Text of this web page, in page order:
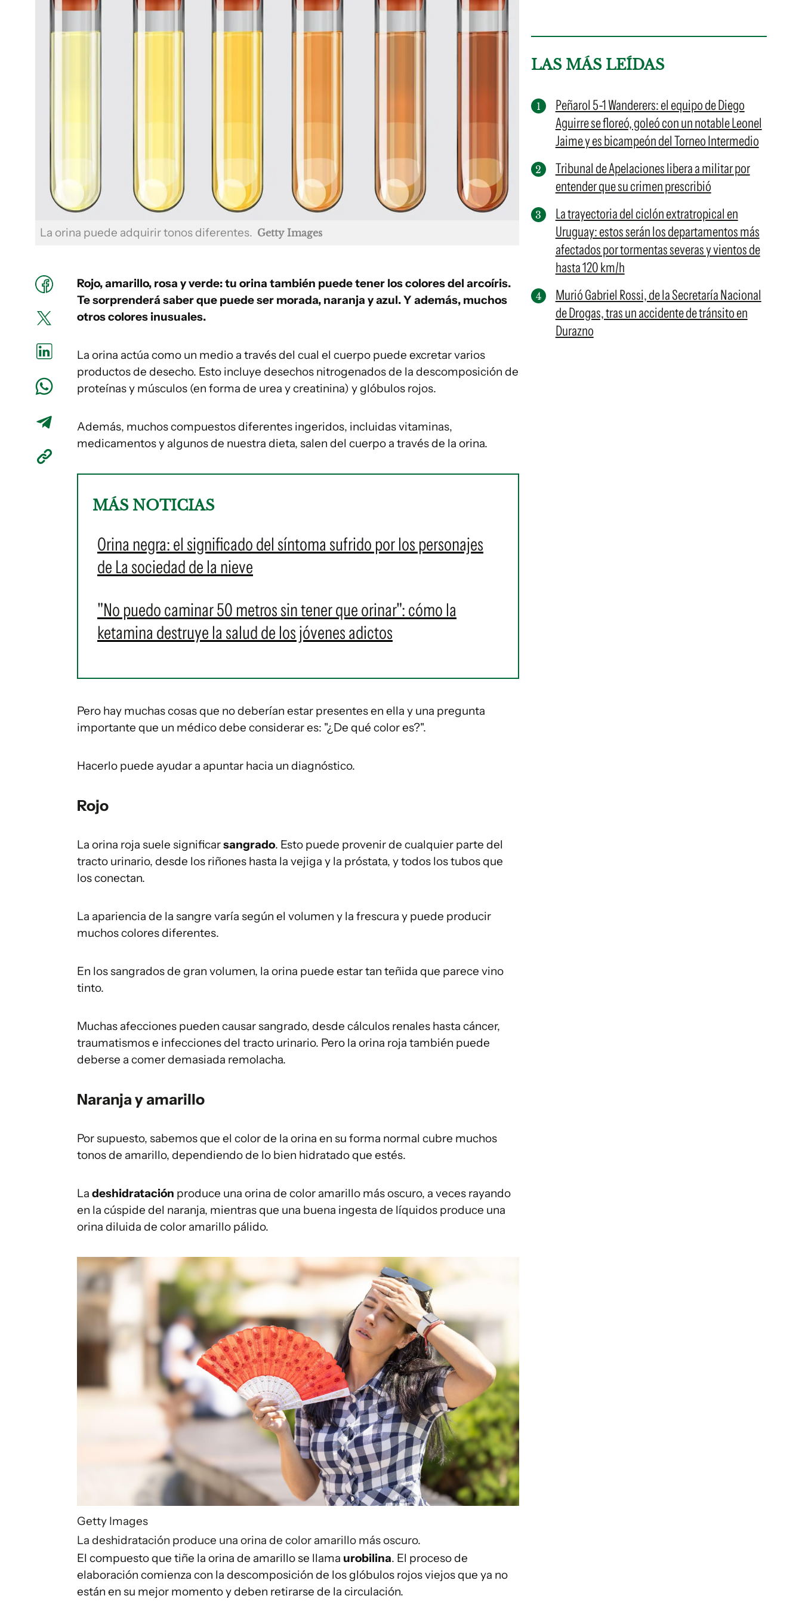
La orina puede adquirir tonos diferentes. Getty Images
Rojo, amarillo, rosa y verde: tu orina también puede tener los colores del arcoíris.
Te sorprenderá saber que puede ser morada, naranja y azul. Y además, muchos
otros colores inusuales.
La orina actúa como un medio a través del cual el cuerpo puede excretar varios
productos de desecho. Esto incluye desechos nitrogenados de la descomposición de
proteínas y músculos (en forma de urea y creatinina) y glóbulos rojos.
Además, muchos compuestos diferentes ingeridos, incluidas vitaminas,
medicamentos y algunos de nuestra dieta, salen del cuerpo a través de la orina.
MÁS NOTICIAS
Orina negra: el significado del síntoma sufrido por los personajes
de La sociedad de la nieve
"No puedo caminar 50 metros sin tener que orinar": cómo la
ketamina destruye la salud de los jóvenes adictos
Pero hay muchas cosas que no deberían estar presentes en ella y una pregunta
importante que un médico debe considerar es: "¿De qué color es?".
Hacerlo puede ayudar a apuntar hacia un diagnóstico.
Rojo
La orina roja suele significarsangrado. Esto puede provenir de cualquier parte del
tracto urinario, desde los riñones hasta la vejiga y la próstata, y todos los tubos que
los conectan.
La apariencia de la sangre varía según el volumen y la frescura y puede producir
muchos colores diferentes.
En los sangrados de gran volumen, la orina puede estar tan teñida que parece vino
tinto.
Muchas afecciones pueden causar sangrado, desde cálculos renales hasta cáncer,
traumatismos e infecciones del tracto urinario. Pero la orina roja también puede
deberse a comer demasiada remolacha.
Naranja y amarillo
Por supuesto, sabemos que el color de la orina en su forma normal cubre muchos
tonos de amarillo, dependiendo de lo bien hidratado que estés.
La deshidratación produce una orina de color amarillo más oscuro, a veces rayando
en la cúspide del naranja, mientras que una buena ingesta de líquidos produce una
orina diluida de color amarillo pálido.
Getty Images
La deshidratación produce una orina de color amarillo más oscuro.
El compuesto que tiñe la orina de amarillo se llama urobilina. El proceso de
elaboración comienza con la descomposición de los glóbulos rojos viejos que ya no
están en su mejor momento y deben retirarse de la circulación.
LAS MÁS LEÍDAS
Peñarol 5-1 Wanderers: el equipo de Diego
Aguirre se floreó, goleó con un notable Leonel
Jaime y es bicampeón del Torneo Intermedio
Tribunal de Apelaciones libera a militar por
entender que su crimen prescribió
La trayectoria del ciclón extratropical en
Uruguay: estos serán los departamentos más
afectados por tormentas severas y vientos de
hasta 120 km/h
Murió Gabriel Rossi, de la Secretaría Nacional
de Drogas, tras un accidente de tránsito en
Durazno